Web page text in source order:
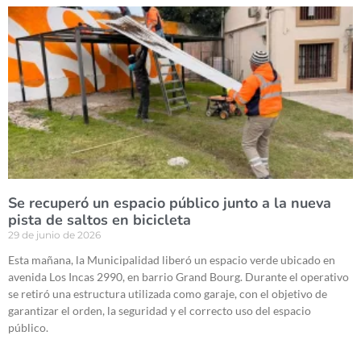
Se recuperó un espacio público junto a la nueva
pista de saltos en bicicleta
29 de junio de 2026
Esta mañana, la Municipalidad liberó un espacio verde ubicado en
avenida Los Incas 2990, en barrio Grand Bourg. Durante el operativo
se retiró una estructura utilizada como garaje, con el objetivo de
garantizar el orden, la seguridad y el correcto uso del espacio
público.